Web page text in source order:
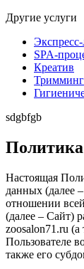
Другие услуги
SPA-
Креатив
Тримминг
sdgbfgb
Настоящая
данных (далее
отношении
(далее – Сайт)
zoosalon71.ru
Пользователе
также его